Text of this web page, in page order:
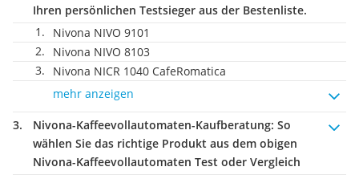
Ihren persönlichen Testsieger aus der Bestenliste.
Nivona NIVO 9101
Nivona NIVO 8103
Nivona NICR 1040 CafeRomatica
mehr anzeigen
Nivona-Kaffeevollautomaten-Kaufberatung: So
wählen Sie das richtige Produkt aus dem obigen
Nivona-Kaffeevollautomaten Test oder Vergleich